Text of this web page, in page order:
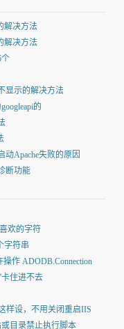
解决方法
解决方法
个
显示的解决方法
的
动Apache失败的原因
断功能
欢的字符
字符串
作 ADODB.Connection
住进不去
样设，不用关闭重启IIS
目录禁止执行脚本